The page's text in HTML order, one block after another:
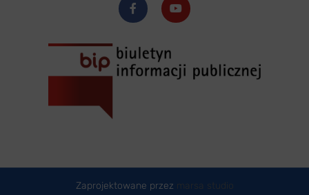
Zaprojektowane przez marsa studio